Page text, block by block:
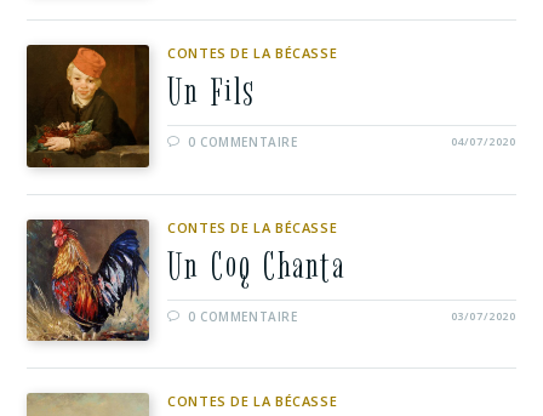
CONTES DE LA BÉCASSE
Un Fils
0 COMMENTAIRE 04/07/2020
CONTES DE LA BÉCASSE
Un Coq Chanta
0 COMMENTAIRE 03/07/2020
CONTES DE LA BÉCASSE